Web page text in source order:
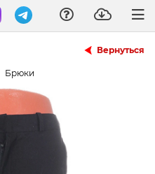
Вернуться
Брюки